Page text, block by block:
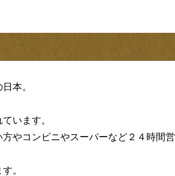
本。
ています。
やコンビニやスーパーなど２４時間営
。